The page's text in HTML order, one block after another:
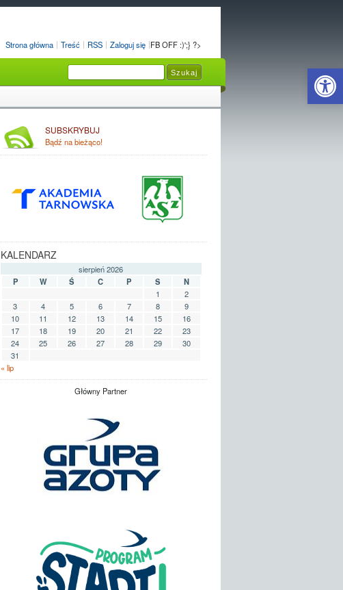
Strona główna Treść RSS Zaloguj się FB OFF :)';} ?>
SUBSKRYBUJ
Bądź na bieżąco!
KALENDARZ
sierpień 2026
P
W Ś C P S
N
1
2
3
4 5 6 7 8
9
10
11 12 13 14 15
16
17
18 19 20 21 22
23
24
25 26 27 28 29
30
31
« lip
Główny Partner